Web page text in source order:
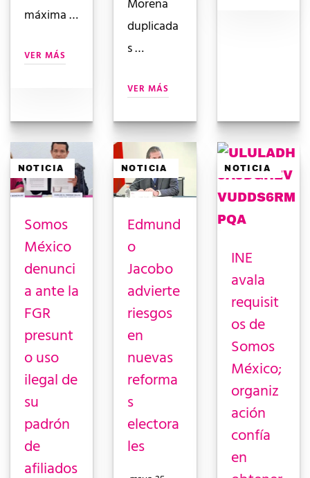
máxima …
VER MÁS
Morena
duplicada
s …
VER MÁS
NOTICIA
Somos
México
denunci
a ante la
FGR
presunt
o uso
ilegal de
su
padrón
de
afiliados
NOTICIA
Edmund
o
Jacobo
advierte
riesgos
en
nuevas
reforma
s
electora
les
NOTICIA
INE
avala
requisit
os de
Somos
México;
organiz
ación
confía
en